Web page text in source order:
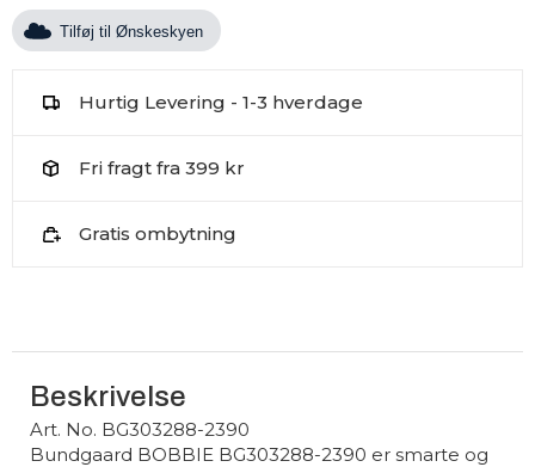
Tilføj til Ønskeskyen
Hurtig Levering - 1-3 hverdage
Fri fragt fra 399 kr
Gratis ombytning
Beskrivelse
Art. No. BG303288-2390
Bundgaard BOBBIE BG303288-2390 er smarte og